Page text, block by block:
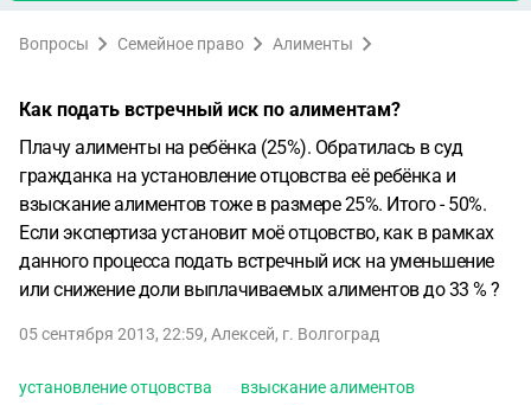
Вопросы Семейное право Алименты
Как подать встречный иск по алиментам?
Плачу алименты на ребёнка (25%). Обратилась в суд
гражданка на установление отцовства её ребёнка и
взыскание алиментов тоже в размере 25%. Итого - 50%.
Если экспертиза установит моё отцовство, как в рамках
данного процесса подать встречный иск на уменьшение
или снижение доли выплачиваемых алиментов до 33 % ?
05 сентября 2013, 22:59, Алексей, г. Волгоград
установление отцовства
взыскание алиментов